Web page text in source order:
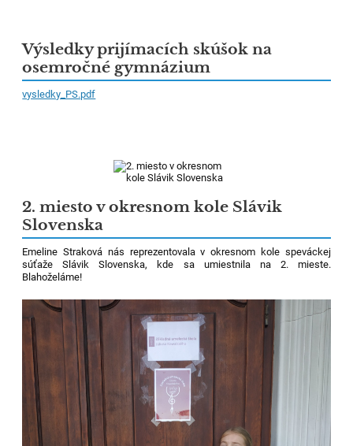
Výsledky prijímacích skúšok na
osemročné gymnázium
vysledky_PS.pdf
2. miesto v okresnom kole Slávik
Slovenska
Emeline Straková nás reprezentovala v okresnom kole speváckej
súťaže Slávik Slovenska, kde sa umiestnila na 2. mieste.
Blahoželáme!